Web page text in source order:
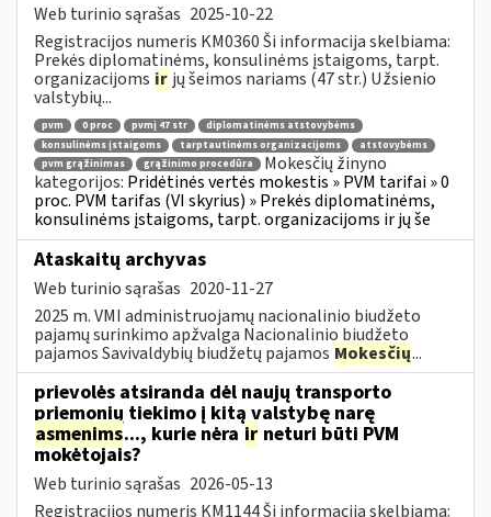
Web turinio sąrašas 2025-10-22
Registracijos numeris KM0360 Ši informacija skelbiama:
Prekės diplomatinėms, konsulinėms įstaigoms, tarpt.
organizacijoms ir jų šeimos nariams (47 str.) Užsienio
valstybių...
pvm 0 proc pvmį 47 str
diplomatinėms atstovybėms
konsulinėms įstaigoms
tarptautinėms organizacijoms
atstovybėms
pvm grąžinimas
grąžinimo procedūra
Mokesčių žinyno
kategorijos: Pridėtinės vertės mokestis » PVM tarifai » 0
proc. PVM tarifas (VI skyrius) » Prekės diplomatinėms,
konsulinėms įstaigoms, tarpt. organizacijoms ir jų še
Ataskaitų archyvas
Web turinio sąrašas 2020-11-27
2025 m. VMI administruojamų nacionalinio biudžeto
pajamų surinkimo apžvalga Nacionalinio biudžeto
pajamos Savivaldybių biudžetų pajamos Mokesčių...
prievolės atsiranda dėl naujų transporto
priemonių tiekimo į kitą valstybę narę
asmenims..., kurie nėra ir neturi būti PVM
mokėtojais?
Web turinio sąrašas 2026-05-13
Registracijos numeris KM1144 Ši informacija skelbiama: